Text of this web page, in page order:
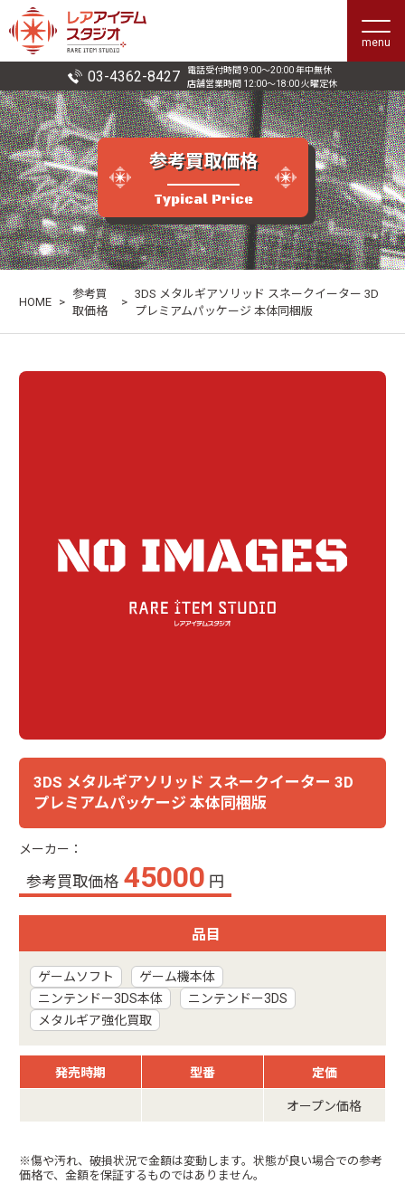
menu
03-4362-8427
電話受付時間 9:00〜20:00 年中無休
店舗営業時間 12:00〜18:00 火曜定休
参考買取価格
Typical Price
HOME >
参考買
取価格
>
3DS メタルギアソリッド スネークイーター 3D
プレミアムパッケージ 本体同梱版
3DS メタルギアソリッド スネークイーター 3D
プレミアムパッケージ 本体同梱版
メーカー：
参考買取価格 45000 円
品目
ゲームソフト
ゲーム機本体
ニンテンドー3DS本体
ニンテンドー3DS
メタルギア強化買取
発売時期 型番 定価
オープン価格
※傷や汚れ、破損状況で金額は変動します。状態が良い場合での参考
価格で、金額を保証するものではありません。